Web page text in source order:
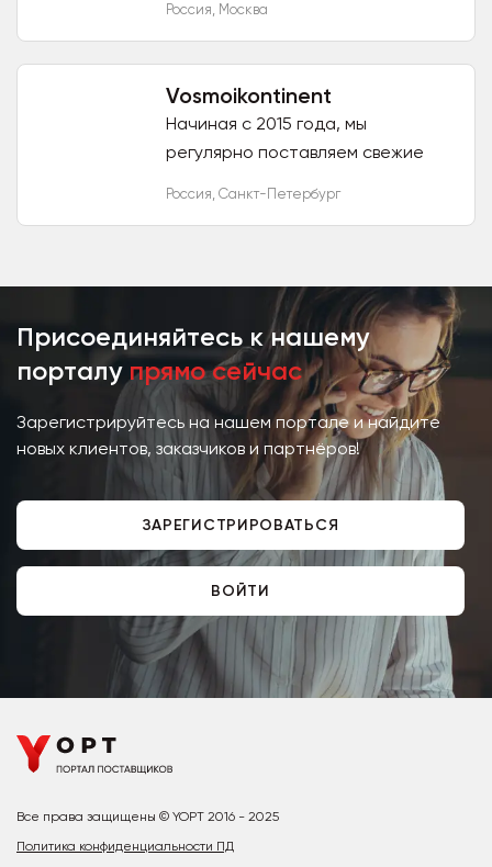
Россия, Москва
Vosmoikontinent
Начиная с 2015 года, мы
регулярно поставляем свежие
общепита. С лета 2020 также
Россия, Санкт-Петербург
Присоединяйтесь к нашему
порталу прямо сейчас
Зарегистрируйтесь на нашем портале и найдите
новых клиентов, заказчиков и партнёров!
ЗАРЕГИСТРИРОВАТЬСЯ
ВОЙТИ
Все права защищены © YOPT 2016 - 2025
Политика конфиденциальности ПД